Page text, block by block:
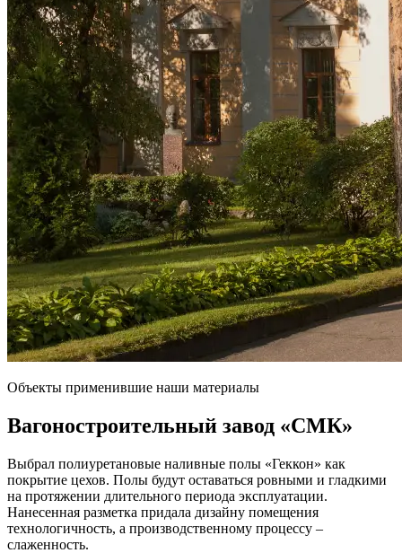
Объекты применившие наши материалы
Вагоностроительный завод «СМК»
Выбрал полиуретановые наливные полы «Геккон» как
покрытие цехов. Полы будут оставаться ровными и гладкими
на протяжении длительного периода эксплуатации.
Нанесенная разметка придала дизайну помещения
технологичность, а производственному процессу –
слаженность.